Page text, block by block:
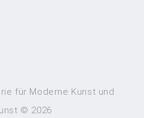
für Moderne Kunst und
© 2026